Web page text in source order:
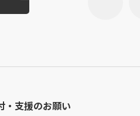
・支援のお願い